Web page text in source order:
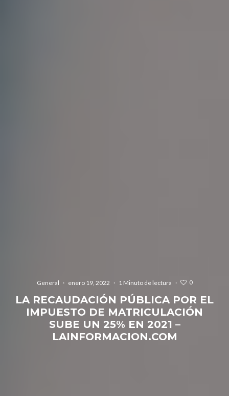
General · enero 19, 2022 · 1 Minuto de lectura · 0
LA RECAUDACIÓN PÚBLICA POR EL
IMPUESTO DE MATRICULACIÓN
SUBE UN 25% EN 2021 –
LAINFORMACION.COM